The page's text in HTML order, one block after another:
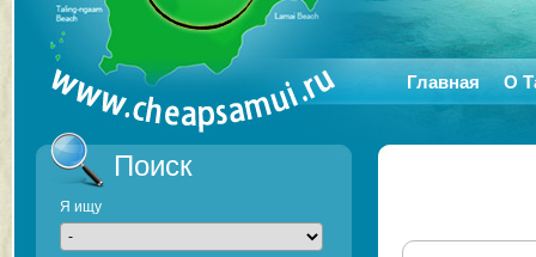
Главная О
Поиск
Я ищу